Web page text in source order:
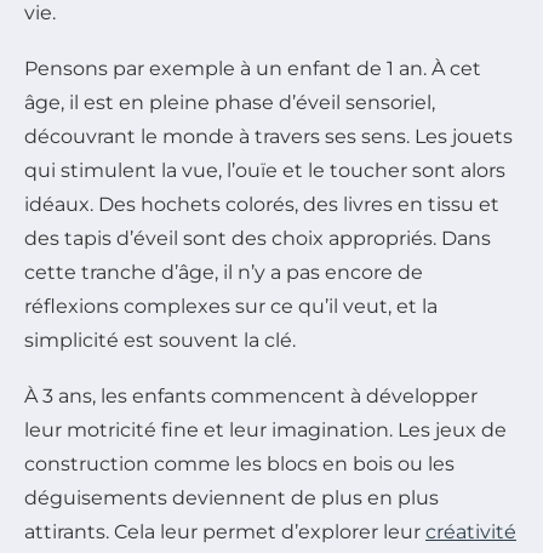
vie.
Pensons par exemple à un enfant de 1 an. À cet
âge, il est en pleine phase d’éveil sensoriel,
découvrant le monde à travers ses sens. Les jouets
qui stimulent la vue, l’ouïe et le toucher sont alors
idéaux. Des hochets colorés, des livres en tissu et
des tapis d’éveil sont des choix appropriés. Dans
cette tranche d’âge, il n’y a pas encore de
réflexions complexes sur ce qu’il veut, et la
simplicité est souvent la clé.
À 3 ans, les enfants commencent à développer
leur motricité fine et leur imagination. Les jeux de
construction comme les blocs en bois ou les
déguisements deviennent de plus en plus
attirants. Cela leur permet d’explorer leur créativité